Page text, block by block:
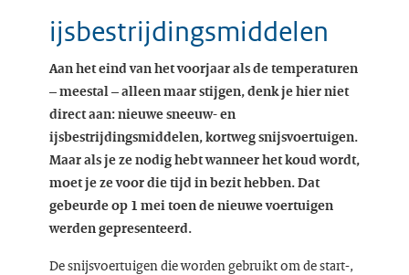
ijsbestrijdingsmiddelen
Aan het eind van het voorjaar als de temperaturen
– meestal – alleen maar stijgen, denk je hier niet
direct aan: nieuwe sneeuw- en
ijsbestrijdingsmiddelen, kortweg snijsvoertuigen.
Maar als je ze nodig hebt wanneer het koud wordt,
moet je ze voor die tijd in bezit hebben. Dat
gebeurde op 1 mei toen de nieuwe voertuigen
werden gepresenteerd.
De snijsvoertuigen die worden gebruikt om de start-,